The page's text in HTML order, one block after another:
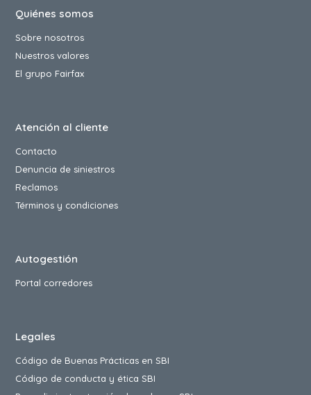
Quiénes somos
Sobre nosotros
Nuestros valores
El grupo Fairfax
Atención al cliente
Contacto
Denuncia de siniestros
Reclamos
Términos y condiciones
Autogestión
Portal corredores
Legales
Código de Buenas Prácticas en SBI
Código de conducta y ética SBI